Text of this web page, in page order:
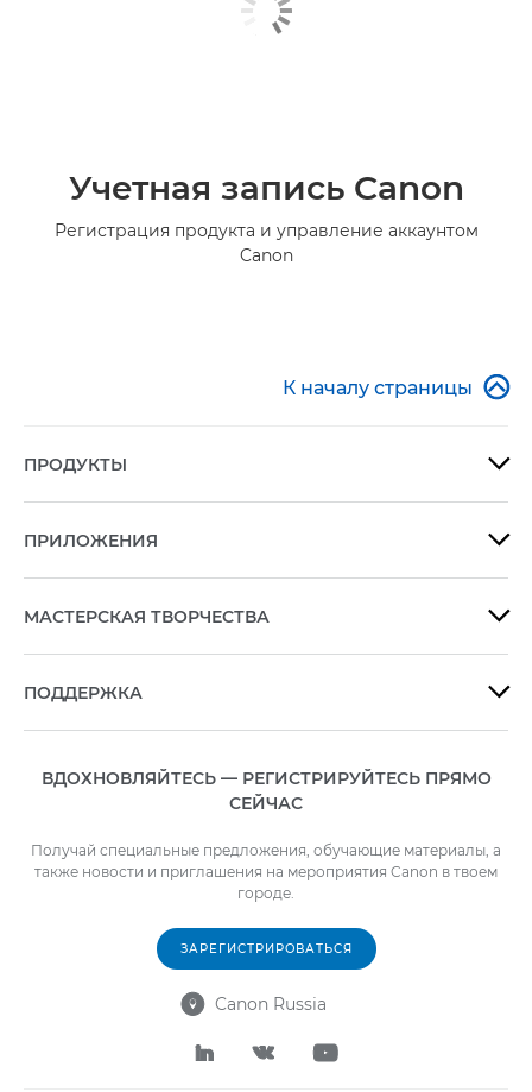
Учетная запись Canon
Регистрация продукта и управление аккаунтом
Canon
К началу страницы 
ПРОДУКТЫ 
ПРИЛОЖЕНИЯ 
МАСТЕРСКАЯ ТВОРЧЕСТВА 
ПОДДЕРЖКА 
ВДОХНОВЛЯЙТЕСЬ — РЕГИСТРИРУЙТЕСЬ ПРЯМО
СЕЙЧАС
Получай специальные предложения, обучающие материалы, а
также новости и приглашения на мероприятия Canon в твоем
городе.
ЗАРЕГИСТРИРОВАТЬСЯ
 Canon Russia
  